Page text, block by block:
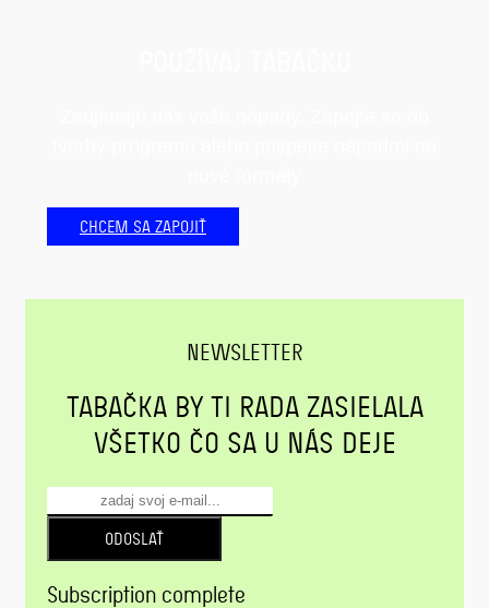
CHCEM SA ZAPOJIŤ
NEWSLETTER
TABAČKA BY TI RADA ZASIELALA
VŠETKO ČO SA U NÁS DEJE
ODOSLAŤ
Subscription complete